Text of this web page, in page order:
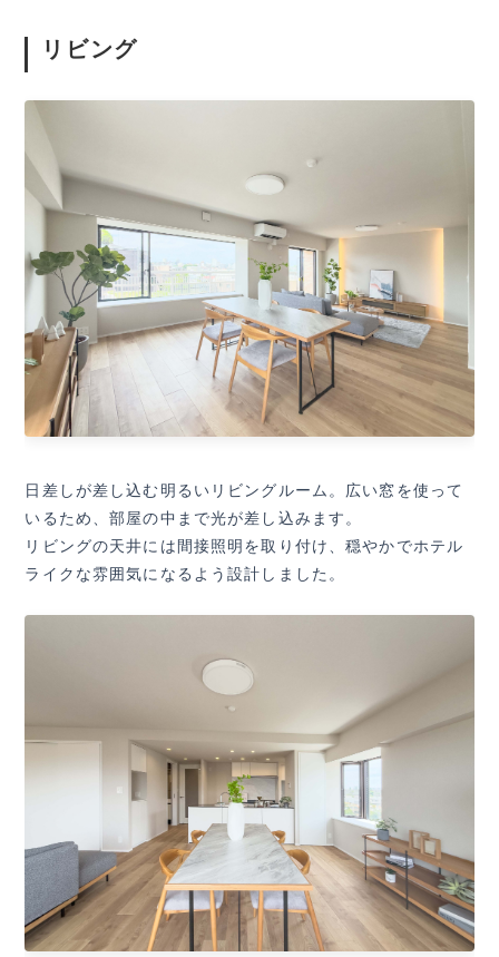
リビング
日差しが差し込む明るいリビングルーム。広い窓を使って
いるため、部屋の中まで光が差し込みます。
リビングの天井には間接照明を取り付け、穏やかでホテル
ライクな雰囲気になるよう設計しました。